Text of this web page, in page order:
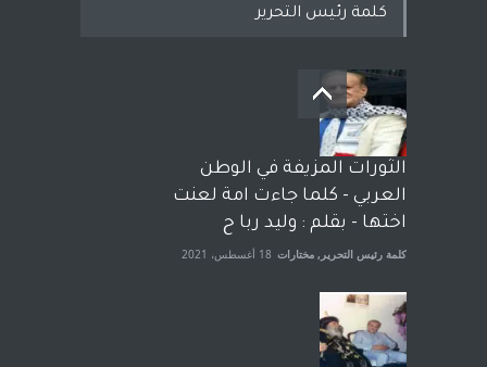
بعد معارك قضائية طاحنة كتب
وترافع فيها بنفسه مرة اخرى..
الشيخ طارق يوسف يقهر
الحكومة الأمريكية ، فأعطوه
الجنسية عن يد وهم صاغرون،
آراء حرة مختارات 7 أبريل، 2023
كلمة رئيس التحرير
الثورات المزيفة في الوطن
العربي - كلما جاءت امة لعنت
اختها - بقلم : وليد ربا ح
كلمة رئيس التحرير , مختارات 18 أغسطس، 2021